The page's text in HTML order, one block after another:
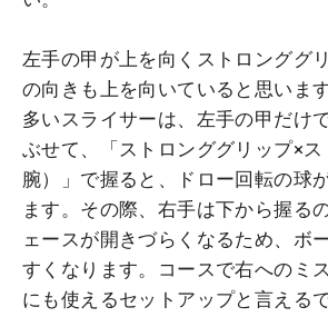
左手の甲が上を向くストロンググ
の向きも上を向いていると思いま
多いスライサーは、左手の甲だけ
ぶせて、「ストロンググリップ×ス
腕）」で握ると、ドロー回転の球
ます。その際、右手は下から握る
ェースが開きづらくなるため、ボ
すくなります。コースで右へのミ
にも使えるセットアップと言える